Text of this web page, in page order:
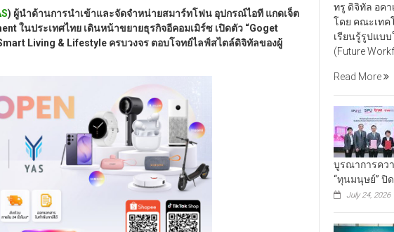
) ผู้นำด้านการนำเข้าและจัดจำหน่ายสมาร์ทโฟน อุปกรณ์ไอที แกดเจ็ต
ในประเทศไทย เดินหน้าขยายธุรกิจอีคอมเมิร์ซ เปิดตัว “Goget
Living & Lifestyle ครบวงจร ตอบโจทย์ไลฟ์สไตล์ดิจิทัลของผู้
ทรู ดิจิทัล อค
โดย คณะเทค
เรียนรู้รูปแบ
(Future
Read More
บูรณาการคว
“ทุนมนุษย์” ปิ
July 24, 2026